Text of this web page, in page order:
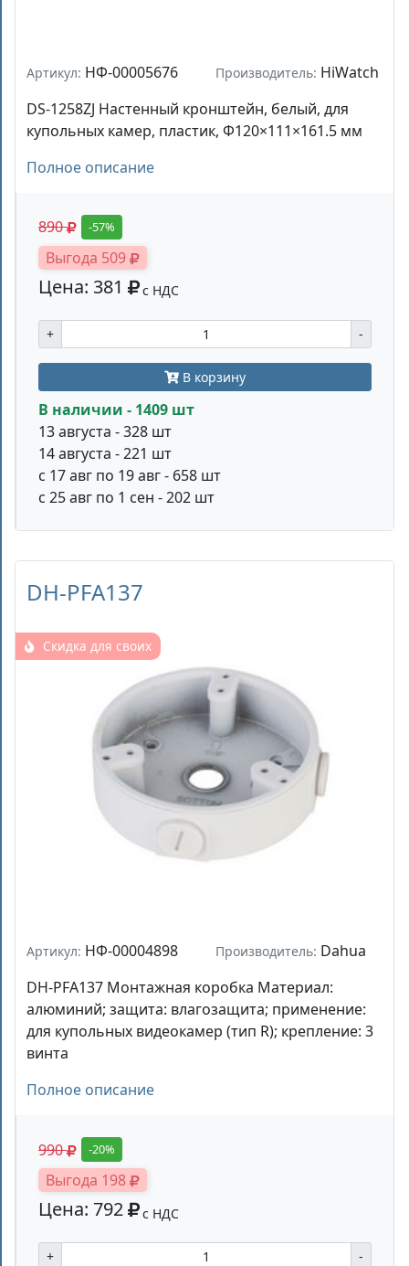
Артикул: НФ-00005676 Производитель: HiWatch
DS-1258ZJ Настенный кронштейн, белый, для
купольных камер, пластик, Φ120×111×161.5 мм
Полное описание
890 -57%
Выгода 509
Цена: 381 с НДС
+ -
В корзину
В наличии - 1409 шт
13 августа - 328 шт
14 августа - 221 шт
с 17 авг по 19 авг - 658 шт
с 25 авг по 1 сен - 202 шт
DH-PFA137
Скидка для своих
Артикул: НФ-00004898 Производитель: Dahua
DH-PFA137 Монтажная коробка Материал:
алюминий; защита: влагозащита; применение:
для купольных видеокамер (тип R); крепление: 3
винта
Полное описание
990 -20%
Выгода 198
Цена: 792 с НДС
+ -